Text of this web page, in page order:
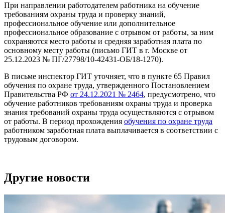
При направлении работодателем работника на обучение
требованиям охраны труда и проверку знаний,
профессиональное обучение или дополнительное
профессиональное образование с отрывом от работы, за ним
сохраняются место работы и средняя заработная плата по
основному месту работы (письмо ГИТ в г. Москве от
25.12.2023 № ПГ/27798/10-42431-ОБ/18-1270).
В письме инспектор ГИТ уточняет, что в пункте 65 Правил
обучения по охране труда, утвержденного Постановлением
Правительства РФ от 24.12.2021 № 2464, предусмотрено, что
обучение работников требованиям охраны труда и проверка
знания требований охраны труда осуществляются с отрывом
от работы. В период прохождения обучения по охране труда
работником заработная плата выплачивается в соответствии с
трудовым договором.
Другие новости